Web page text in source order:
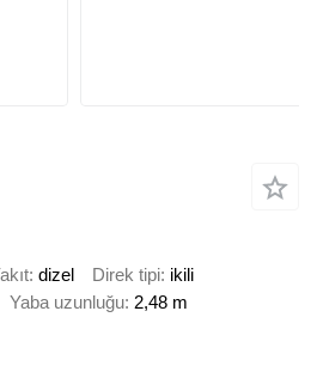
dizel Direk tipi ikili
Yaba uzunluğu 2,48 m